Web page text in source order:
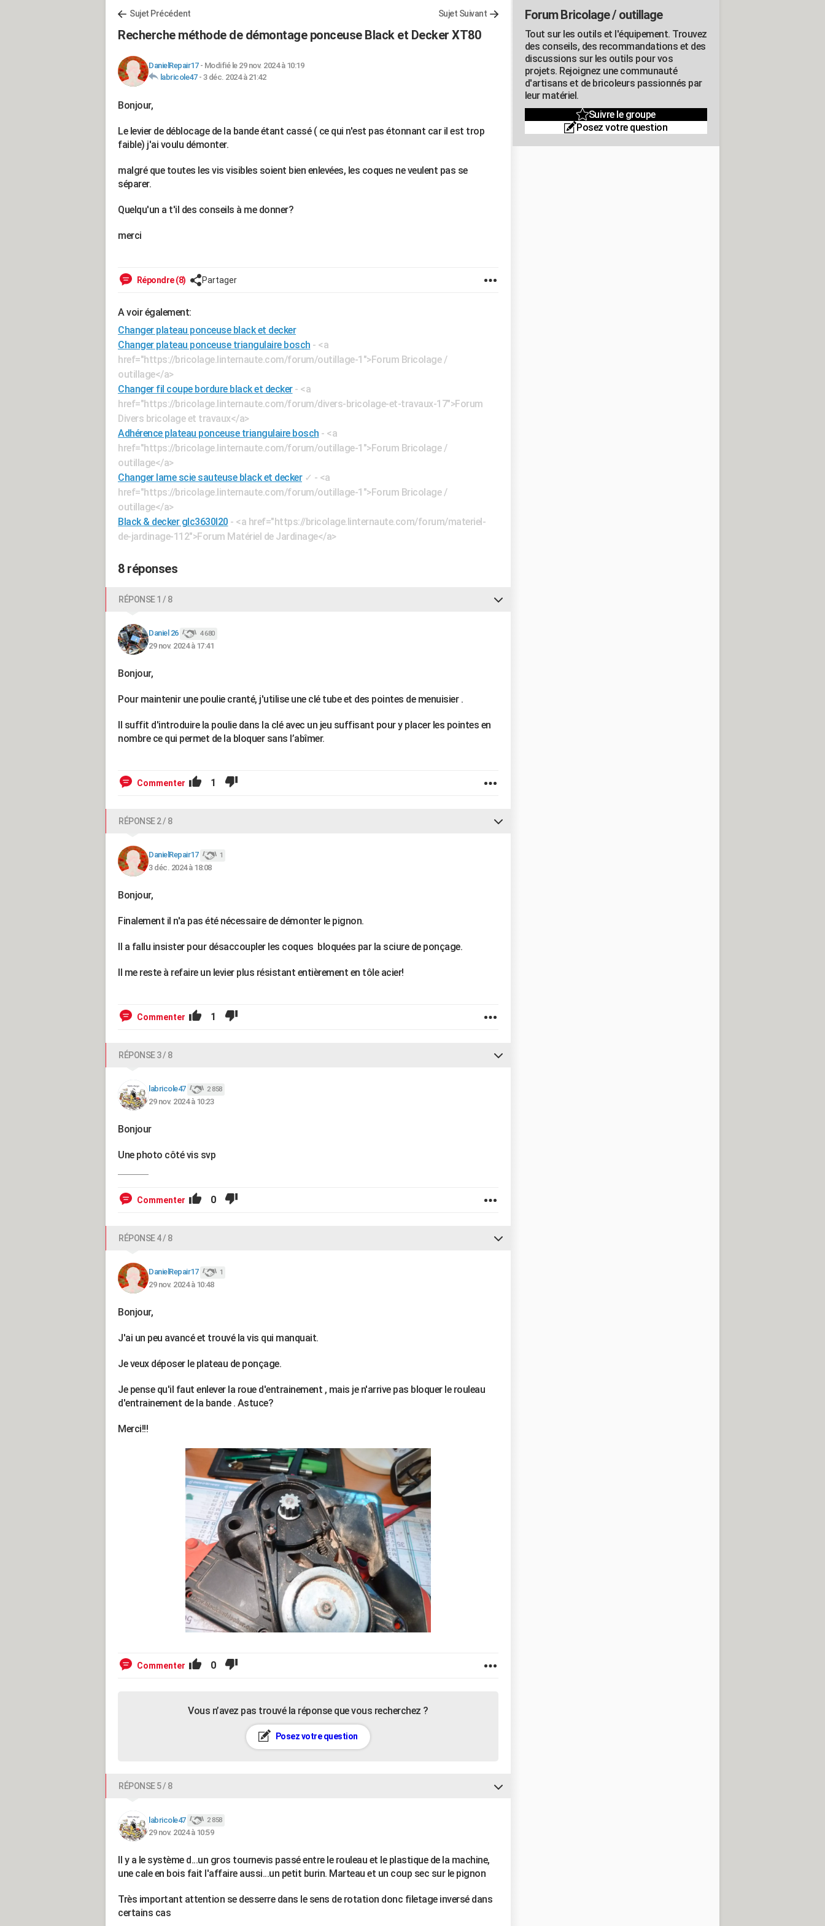
Sujet Précédent Sujet Suivant
Recherche méthode de démontage ponceuse Black et Decker XT80
DanielRepair17- Modifié le 29 nov. 2024 à 10:19
labricole47- 3 déc. 2024 à 21:42
Bonjour,
Le levier de déblocage de la bande étant cassé ( ce qui n'est pas étonnant car il est trop
faible) j'ai voulu démonter.
malgré que toutes les vis visibles soient bien enlevées, les coques ne veulent pas se
séparer.
Quelqu'un a t'il des conseils à me donner?
merci
Répondre (8) Partager
A voir également:
Changer plateau ponceuse black et decker
Changer plateau ponceuse triangulaire bosch - <a
href="https://bricolage.linternaute.com/forum/outillage-1">Forum Bricolage /
outillage</a>
Changer fil coupe bordure black et decker - <a
href="https://bricolage.linternaute.com/forum/divers-bricolage-et-travaux-17">Forum
Divers bricolage et travaux</a>
Adhérence plateau ponceuse triangulaire bosch - <a
href="https://bricolage.linternaute.com/forum/outillage-1">Forum Bricolage /
outillage</a>
Changer lame scie sauteuse black et decker ✓ - <a
href="https://bricolage.linternaute.com/forum/outillage-1">Forum Bricolage /
outillage</a>
Black & decker glc3630l20 - <a href="https://bricolage.linternaute.com/forum/materiel-
de-jardinage-112">Forum Matériel de Jardinage</a>
8 réponses
RÉPONSE 1 / 8
Daniel 26 4 680
29 nov. 2024 à 17:41
Bonjour,
Pour maintenir une poulie cranté, j'utilise une clé tube et des pointes de menuisier .
Il suffit d'introduire la poulie dans la clé avec un jeu suffisant pour y placer les pointes en
nombre ce qui permet de la bloquer sans l’abîmer.
Commenter 1
RÉPONSE 2 / 8
DanielRepair17 1
3 déc. 2024 à 18:08
Bonjour,
Finalement il n'a pas été nécessaire de démonter le pignon.
Il a fallu insister pour désaccoupler les coques bloquées par la sciure de ponçage.
Il me reste à refaire un levier plus résistant entièrement en tôle acier!
Commenter 1
RÉPONSE 3 / 8
labricole47 2 858
29 nov. 2024 à 10:23
Bonjour
Une photo côté vis svp
Commenter 0
RÉPONSE 4 / 8
DanielRepair17 1
29 nov. 2024 à 10:48
Bonjour,
J'ai un peu avancé et trouvé la vis qui manquait.
Je veux déposer le plateau de ponçage.
Je pense qu'il faut enlever la roue d'entrainement , mais je n'arrive pas bloquer le rouleau
d'entrainement de la bande . Astuce?
Merci!!!
Commenter 0
Vous n’avez pas trouvé la réponse que vous recherchez ?
Posez votre question
RÉPONSE 5 / 8
labricole47 2 858
29 nov. 2024 à 10:59
Il y a le système d...un gros tournevis passé entre le rouleau et le plastique de la machine,
une cale en bois fait l'affaire aussi...un petit burin. Marteau et un coup sec sur le pignon
Très important attention se desserre dans le sens de rotation donc filetage inversé dans
certains cas
Forum Bricolage / outillage
Tout sur les outils et l'équipement. Trouvez
des conseils, des recommandations et des
discussions sur les outils pour vos
projets. Rejoignez une communauté
d'artisans et de bricoleurs passionnés par
leur matériel.
Suivre le groupe
Posez votre question